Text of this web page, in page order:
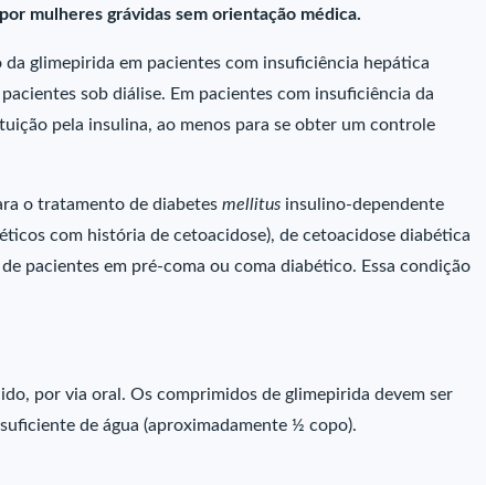
mulheres grávidas sem orientação médica.
glimepirida em pacientes com insuficiência hepática
sob diálise. Em pacientes com insuficiência da
pela insulina, ao menos para se obter um controle
o tratamento de diabetes mellitus insulino-dependente
com história de cetoacidose), de cetoacidose diabética
de pacientes em pré-coma ou coma diabético. Essa condição
por via oral. Os comprimidos de glimepirida devem ser
de água (aproximadamente ½ copo).